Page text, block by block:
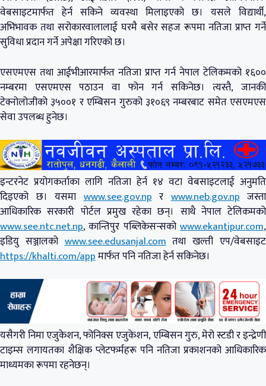
वेबसाइटमार्फत हेर्न सकिने व्यवस्था मिलाइएको छ। यसले विद्यार्थी,
अभिभावक तथा सरोकारवालालाई घरमै बसेर सहज रूपमा नतिजा प्राप्त गर्ने
सुविधा प्रदान गर्ने अपेक्षा गरिएको छ।
एसएमएस तथा आईभीआरमार्फत नतिजा प्राप्त गर्न नेपाल टेलिकमको १६००
नम्बरमा एसएमएस पठाउन वा फोन गर्न सकिनेछ। त्यस्तै, जानकी
टेक्नोलोजीको ३५००१ र एम्बिसन गुरुको ३१०६९ नम्बरबाट समेत एसएमएस
सेवा उपलब्ध हुनेछ।
इन्टरनेट प्रयोगकर्ताका लागि नतिजा हेर्न १४ वटा वेबसाइटलाई अनुमति
दिइएको छ। यसमाwww.see.gov.npरwww.neb.gov.npजस्ता
आधिकारिक सरकारी पोर्टल प्रमुख रहेका छन्। साथै नेपाल टेलिकमको
www.see.ntc.net.np, कान्तिपुर पब्लिकेसन्सको www.ekantipur.com,
इडियु सञ्जालकोwww.see.edusanjal.comतथा खल्ती एप/वेबसाइट
https://khalti.com/appमार्फत पनि नतिजा हेर्न सकिनेछ।
यसैगरी निमा एजुकेशन, फोनिक्स एजुकेशन, एम्बिसन गुरु, मेरो स्टडी र इन्द्रेणी
टाइम्स लगायतका शैक्षिक प्लेटफर्महरू पनि नतिजा प्रकाशनको आधिकारिक
माध्यमका रूपमा रहनेछन्।